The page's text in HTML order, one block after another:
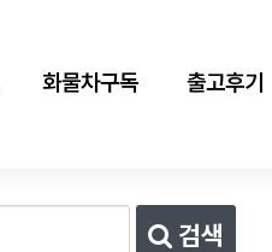
화물차구독 출고후기
검색